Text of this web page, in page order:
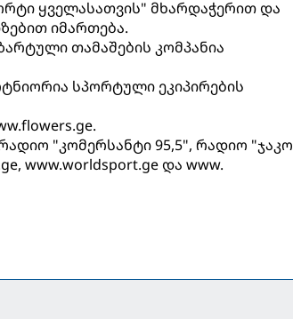
ყველასათვის" მხარდაჭერით და
იმართება.
თამაშების კომპანია
სპორტული ეკიპირების
"კომერსანტი 95,5", რადიო "ჯაკო
www.worldsport.ge და www.